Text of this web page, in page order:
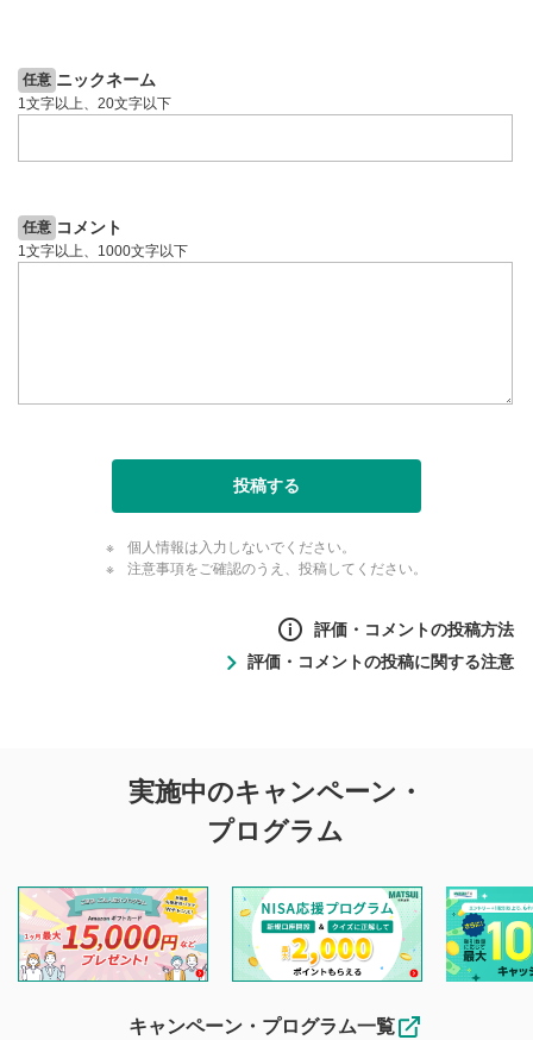
任意 ニックネーム
1文字以上、20文字以下
任意 コメント
1文字以上、1000文字以下
投稿する
個人情報は入力しないでください。
注意事項をご確認のうえ、投稿してください。
評価・コメントの投稿方法
評価・コメントの投稿に関する注意
投稿に関する注意
を目的として、各動画コンテンツに、評価およびコメントの
投稿ができます。利用者は以下の注意事項をご理解のうえ、
閲覧および投稿を行うものとしてください。
他の利用者が動画を視聴される際の参考になるコメントをお
待ちしております。
なお、投稿をもって、本注意事項に同意されたものとみなし
実施中のキャンペーン・
プログラム
キャンペーン・プログラム一覧